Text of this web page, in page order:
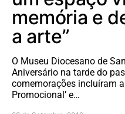
memória e
a arte”
O Museu Diocesano de
Aniversário na tarde do
comemorações incluíram
Promocional’ e…